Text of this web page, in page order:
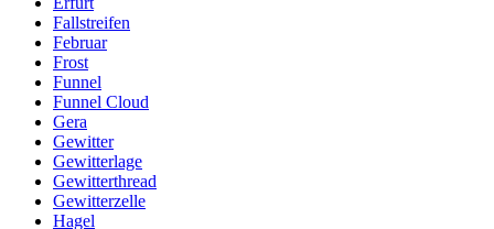
Fallstreifen
Februar
Frost
Funnel
Funnel Cloud
Gera
Gewitter
Gewitterlage
Gewitterthread
Gewitterzelle
Hagel